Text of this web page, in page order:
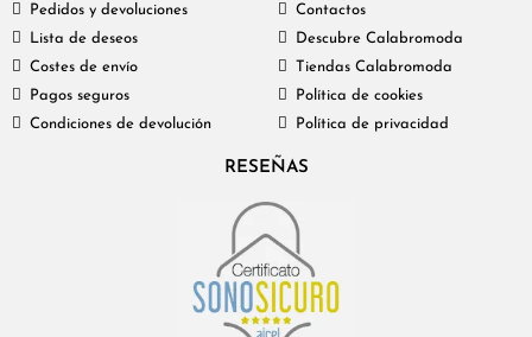
Pedidos y devoluciones
Lista de deseos
Costes de envío
Pagos seguros
Condiciones de devolución
Contactos
Descubre Calabromoda
Tiendas Calabromoda
Política de cookies
Política de privacidad
RESEÑAS